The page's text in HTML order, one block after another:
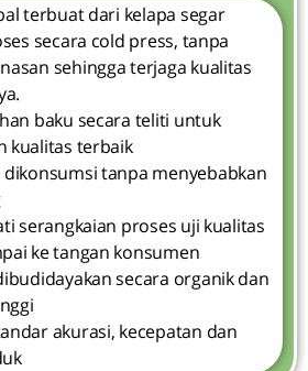
terbuat dari kelapa segar
secara cold press, tanpa
sehingga terjaga kualitas
baku secara teliti untuk
kualitas terbaik
dikonsumsi tanpa menyebabkan
serangkaian proses uji kualitas
ke tangan konsumen
secara organik dan
akurasi, kecepatan dan